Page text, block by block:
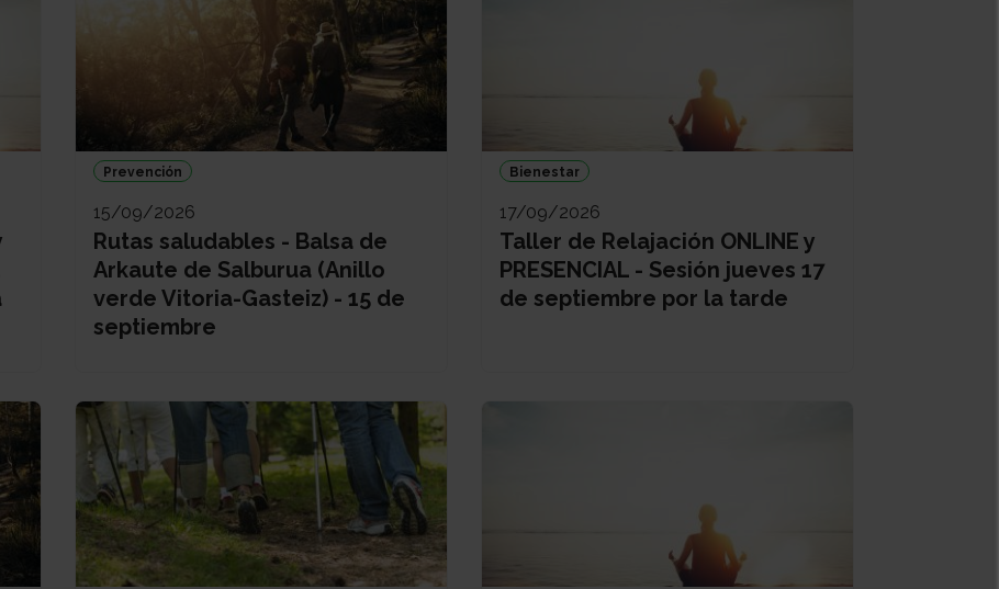
Prevención
15/09/2026
Rutas saludables - Balsa de
Arkaute de Salburua (Anillo
verde Vitoria-Gasteiz) - 15 de
septiembre
Bienestar
17/09/2026
Taller de Relajación ONLINE y
PRESENCIAL - Sesión jueves 17
de septiembre por la tarde